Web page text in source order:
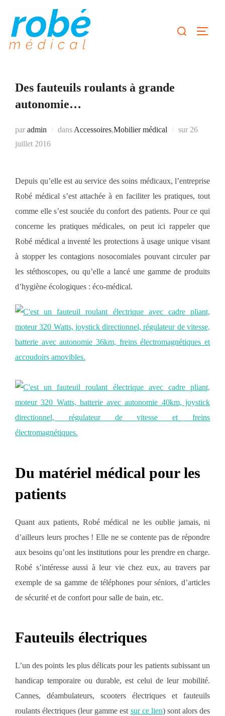
contenu
Rechercher :
Des fauteuils roulants à grande
autonomie…
par admin dans Accessoires,Mobilier médical sur Publié
26
juillet 2016
Depuis qu’elle est au service des soins médicaux, l’entreprise
Robé médical s’est attachée à en faciliter les pratiques, tout
comme elle s’est souciée du confort des patients. Pour ce qui
concerne les pratiques médicales, on peut ici rappeler que
Robé médical a inventé les protections à usage unique visant
à stopper les contagions nosocomiales pouvant circuler par
les stéthoscopes, ou qu’elle a lancé une gamme de produits
d’hygiène écologiques : éco-médical.
Du matériel médical pour les
patients
Quant aux patients, Robé médical ne les oublie jamais, ni
d’ailleurs leurs proches ! Elle ne se contente pas de répondre
aux besoins qu’ont les institutions pour les prendre en charge.
Robé s’intéresse aussi à leur vie chez eux, au travers par
exemple de sa gamme de téléphones pour séniors, d’articles
de sécurité et de confort pour salle de bain, etc.
Fauteuils électriques
L’un des points les plus délicats pour les patients subissant un
handicap temporaire ou durable, est celui de leur mobilité.
Cannes, déambulateurs, scooters électriques et fauteuils
roulants électriques (leur gamme est sur ce lien) sont alors des